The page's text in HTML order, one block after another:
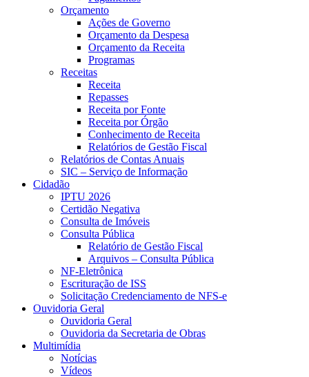
Orçamento
Ações de Governo
Orçamento da Despesa
Orçamento da Receita
Programas
Receitas
Receita
Repasses
Receita por Fonte
Receita por Órgão
Conhecimento de Receita
Relatórios de Gestão Fiscal
Relatórios de Contas Anuais
SIC – Serviço de Informação
Cidadão
IPTU 2026
Certidão Negativa
Consulta de Imóveis
Consulta Pública
Relatório de Gestão Fiscal
Arquivos – Consulta Pública
NF-Eletrônica
Escrituração de ISS
Solicitação Credenciamento de NFS-e
Ouvidoria Geral
Ouvidoria Geral
Ouvidoria da Secretaria de Obras
Multimídia
Notícias
Vídeos